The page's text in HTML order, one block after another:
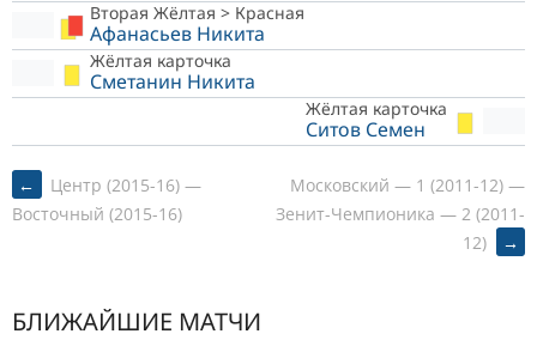
Вторая Жёлтая > Красная
Афанасьев Никита
Жёлтая карточка
Сметанин Никита
Жёлтая карточка
Ситов Семен
POST
←
Центр (2015-16) —
Восточный (2015-16)
Московский — 1 (2011-12) —
Зенит-Чемпионика — 2 (2011-
12)
→
БЛИЖАЙШИЕ МАТЧИ